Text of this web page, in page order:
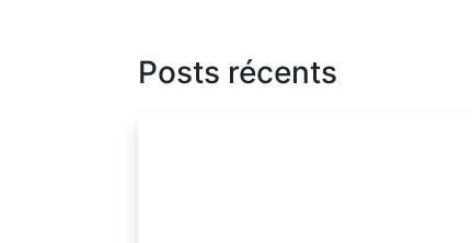
Posts récents